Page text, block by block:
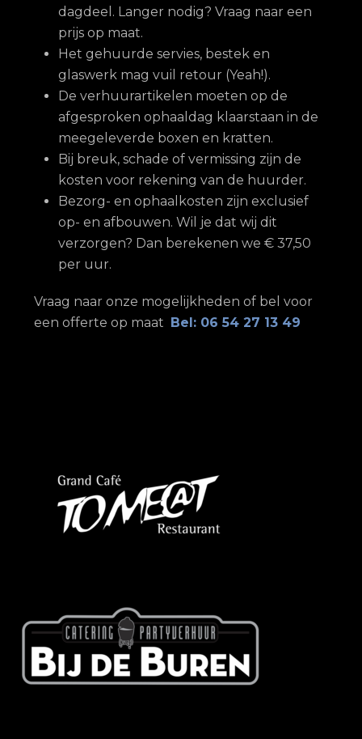
dagdeel. Langer nodig? Vraag naar een
prijs op maat.
Het gehuurde servies, bestek en
glaswerk mag vuil retour (Yeah!).
De verhuurartikelen moeten op de
afgesproken ophaaldag klaarstaan in de
meegeleverde boxen en kratten.
Bij breuk, schade of vermissing zijn de
kosten voor rekening van de huurder.
Bezorg- en ophaalkosten zijn exclusief
op- en afbouwen. Wil je dat wij dit
verzorgen? Dan berekenen we € 37,50
per uur.
Vraag naar onze mogelijkheden of bel voor
een offerte op maat Bel: 06 54 27 13 49